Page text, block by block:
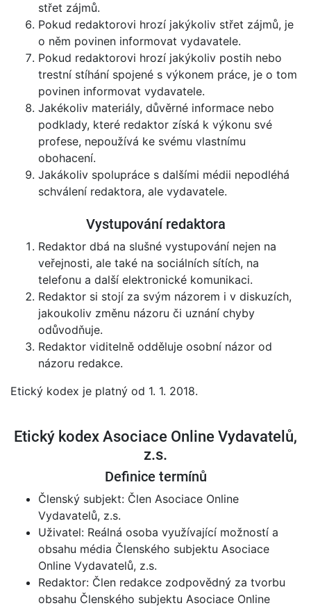
střet zájmů.
Pokud redaktorovi hrozí jakýkoliv střet zájmů, je
o něm povinen informovat vydavatele.
Pokud redaktorovi hrozí jakýkoliv postih nebo
trestní stíhání spojené s výkonem práce, je o tom
povinen informovat vydavatele.
Jakékoliv materiály, důvěrné informace nebo
podklady, které redaktor získá k výkonu své
profese, nepoužívá ke svému vlastnímu
obohacení.
Jakákoliv spolupráce s dalšími médii nepodléhá
schválení redaktora, ale vydavatele.
Vystupování redaktora
Redaktor dbá na slušné vystupování nejen na
veřejnosti, ale také na sociálních sítích, na
telefonu a další elektronické komunikaci.
Redaktor si stojí za svým názorem i v diskuzích,
jakoukoliv změnu názoru či uznání chyby
odůvodňuje.
Redaktor viditelně odděluje osobní názor od
názoru redakce.
Etický kodex je platný od 1. 1. 2018.
Etický kodex Asociace Online Vydavatelů,
z.s.
Definice termínů
Členský subjekt: Člen Asociace Online
Vydavatelů, z.s.
Uživatel: Reálná osoba využívající možností a
obsahu média Členského subjektu Asociace
Online Vydavatelů, z.s.
Redaktor: Člen redakce zodpovědný za tvorbu
obsahu Členského subjektu Asociace Online